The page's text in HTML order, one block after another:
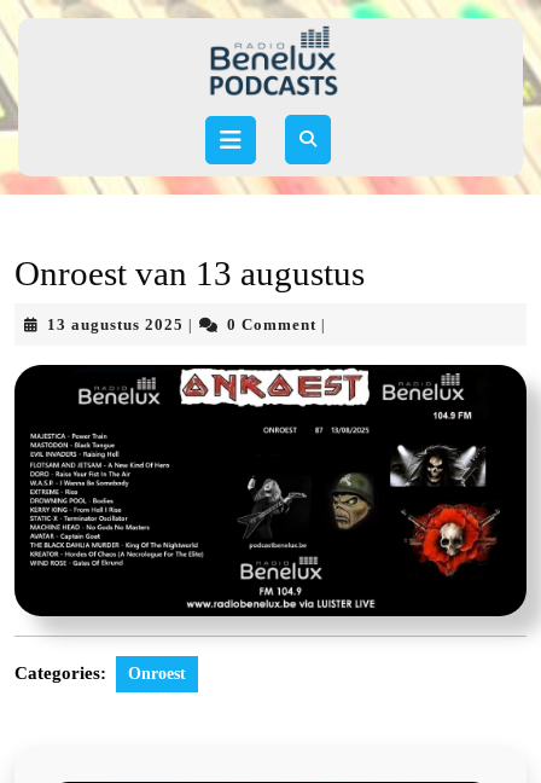
Skip
to
Open
Onroest van 13 augustus
13 augustus 2025 13
2025
0 Comment
Categories: Onroest